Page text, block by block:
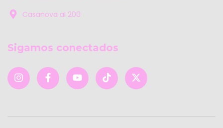
Casanova al 200
Sigamos conectados